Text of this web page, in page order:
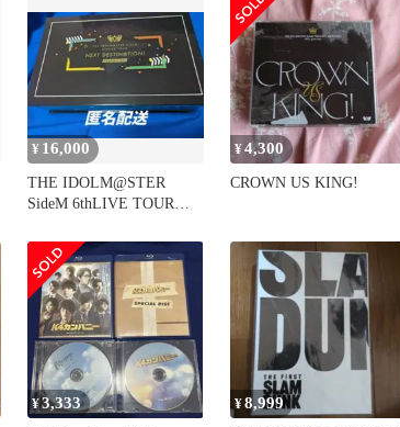
¥ 16,000
THE IDOLM@STER
SideM 6thLIVE TOUR
¥4,300
CROWN US KING!
¥3,333 ¥8,999